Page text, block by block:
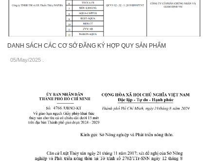
DANH SÁCH CÁC CƠ SỞ ĐĂNG KÝ HỢP QUY SẢN PHẨM
05/May/2025 .